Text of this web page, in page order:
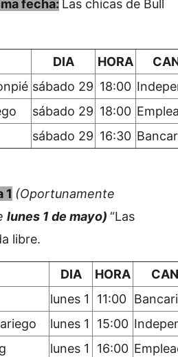
fecha: Las chicas de Bull
DIA HORA
sábado 29 18:00
sábado 29 18:00
sábado 29 16:30
1 (Oportunamente
lunes 1 de mayo) “Las
libre.
DIA HORA
lunes 1 11:00
lunes 1 15:00
lunes 1 16:00